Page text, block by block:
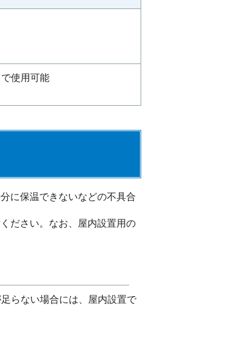
使用可能
に保温できないなどの不具合
ださい。なお、屋内設置用の
らない場合には、屋内設置で